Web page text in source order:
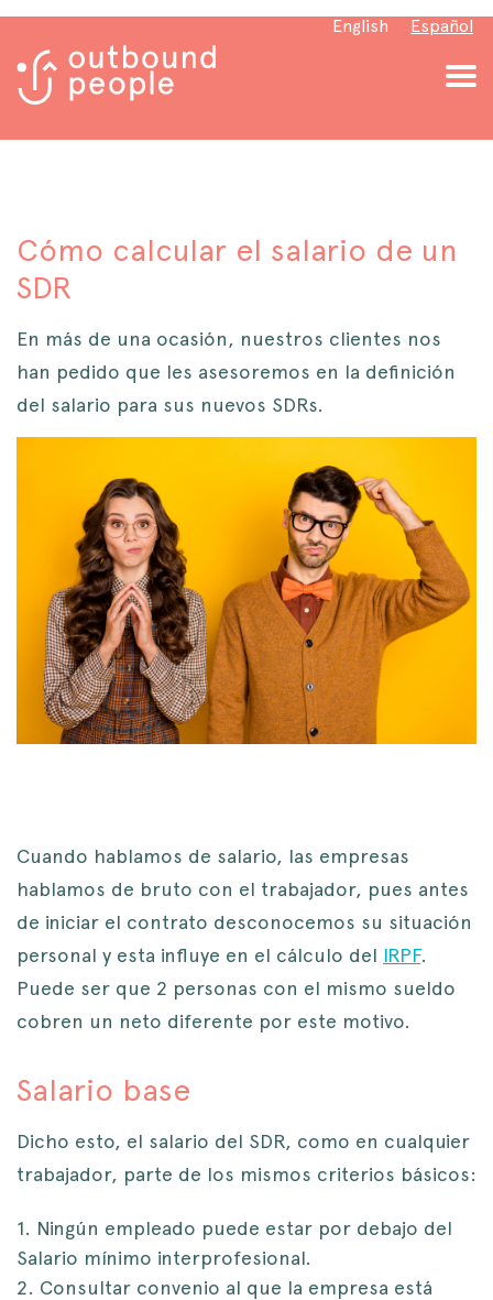
English Español
Cómo calcular el salario de un
SDR
En más de una ocasión, nuestros clientes nos
han pedido que les asesoremos en la definición
del salario para sus nuevos SDRs.
Cuando hablamos de salario, las empresas
hablamos de bruto con el trabajador, pues antes
de iniciar el contrato desconocemos su situación
personal y esta influye en el cálculo del IRPF.
Puede ser que 2 personas con el mismo sueldo
cobren un neto diferente por este motivo.
Salario base
Dicho esto, el salario del SDR, como en cualquier
trabajador, parte de los mismos criterios básicos:
Ningún empleado puede estar por debajo del
Salario mínimo interprofesional.
Consultar convenio al que la empresa está